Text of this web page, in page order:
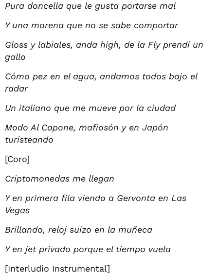
Pura doncella que le gusta portarse mal
Y una morena que no se sabe comportar
Gloss y labiales, anda high, de la Fly prendí un
gallo
Cómo pez en el agua, andamos todos bajo el
radar
Un italiano que me mueve por la ciudad
Modo Al Capone, mafiosón y en Japón
turisteando
[Coro]
Criptomonedas me llegan
Y en primera fila viendo a Gervonta en Las
Vegas
Brillando, reloj suizo en la muñeca
Y en jet privado porque el tiempo vuela
[Interludio Instrumental]